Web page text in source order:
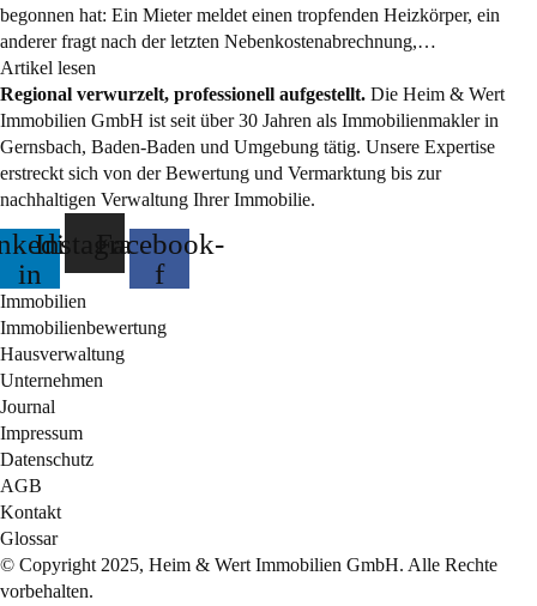
begonnen hat: Ein Mieter meldet einen tropfenden Heizkörper, ein
anderer fragt nach der letzten Nebenkostenabrechnung,…
Artikel lesen
Regional verwurzelt, professionell aufgestellt. Die Heim & Wert
Immobilien GmbH ist seit über 30 Jahren als Immobilienmaklerin
Gernsbach, Baden-Baden und Umgebung tätig. Unsere Expertise
erstreckt sich von der Bewertung und Vermarktung bis zur
nachhaltigen Verwaltung Ihrer Immobilie.
in
InstagramFacebook-
f
Immobilien
Immobilienbewertung
Hausverwaltung
Unternehmen
Journal
Impressum
Datenschutz
AGB
Kontakt
Glossar
© Copyright 2025, Heim & Wert Immobilien GmbH. Alle Rechte
vorbehalten.